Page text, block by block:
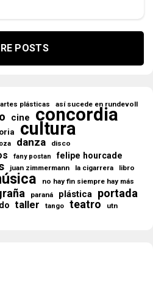
POSTS
artes plásticas así sucede en rundevoll
cine concordia
cultura
danza disco
fany postan felipe hourcade
juan zimmermann la cigarrera libro
no hay fin siempre hay más
paraná plástica portada
taller tango teatro utn